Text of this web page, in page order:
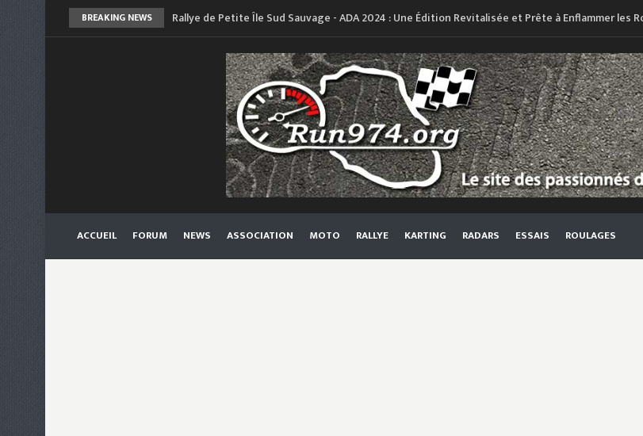
BREAKING NEWS
Rallye de Petite Île Sud Sauvage - ADA 2024 : Une Édition Revitalisée et Prête à Enflammer les
du Sud
Run 200 ASA CFG - 14 Juillet 2024 : Retour des RUNS
principale
ACCUEIL FORUM NEWS ASSOCIATION MOTO RALLYE KARTING RADARS ESSAIS ROULAGES